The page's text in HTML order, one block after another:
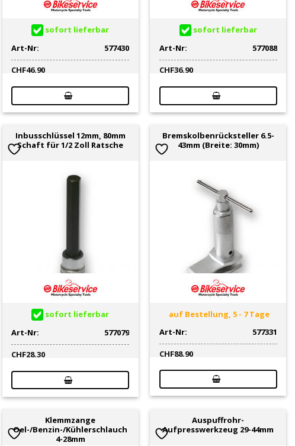
sofort lieferbar
Art-Nr:
577430
CHF46.90
sofort lieferbar
Art-Nr:
577088
CHF36.90
Inbusschlüssel 12mm, 80mm
Schaft für 1/2 Zoll Ratsche
sofort lieferbar
Art-Nr:
577079
CHF28.30
Bremskolbenrücksteller 6.5-
43mm (Breite: 30mm)
auf Bestellung, 5 - 7 Tage
Art-Nr:
577331
CHF88.90
Klemmzange
Oel-/Benzin-/Kühlerschlauch
4-28mm
Auspuffrohr-
Aufpresswerkzeug 29-44mm